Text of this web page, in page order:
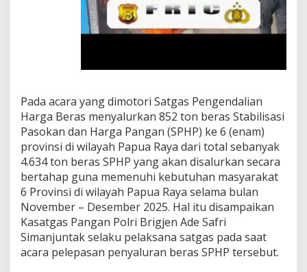
Pada acara yang dimotori Satgas Pengendalian
Harga Beras menyalurkan 852 ton beras Stabilisasi
Pasokan dan Harga Pangan (SPHP) ke 6 (enam)
provinsi di wilayah Papua Raya dari total sebanyak
4.634 ton beras SPHP yang akan disalurkan secara
bertahap guna memenuhi kebutuhan masyarakat
6 Provinsi di wilayah Papua Raya selama bulan
November – Desember 2025. Hal itu disampaikan
Kasatgas Pangan Polri Brigjen Ade Safri
Simanjuntak selaku pelaksana satgas pada saat
acara pelepasan penyaluran beras SPHP tersebut.